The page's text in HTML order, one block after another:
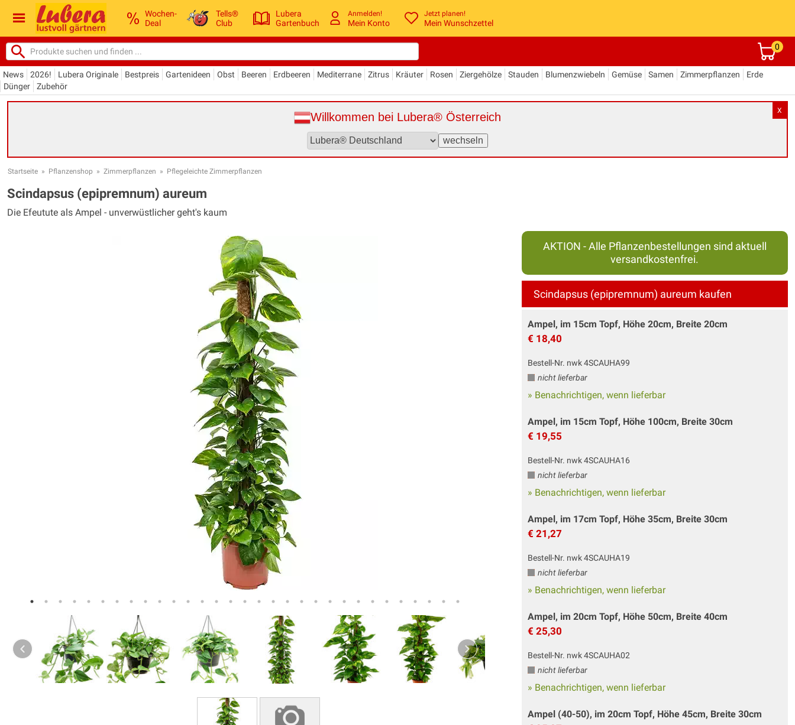
Wochen-
Deal
Tells®
Club
Lubera
Gartenbuch
Anmelden!
Mein Konto
Jetzt planen!
Mein Wunschzettel
0
News 2026! Lubera Originale Bestpreis Gartenideen Obst Beeren Erdbeeren Mediterrane Zitrus Kräuter Rosen Ziergehölze Stauden Blumenzwiebeln Gemüse Samen Zimmerpflanzen
Erde
Dünger
Zubehör
X
Willkommen bei Lubera® Österreich
Startseite » Pflanzenshop » Zimmerpflanzen » Pflegeleichte Zimmerpflanzen
Scindapsus (epipremnum) aureum
Die Efeutute als Ampel - unverwüstlicher geht's kaum
AKTION - Alle Pflanzenbestellungen sind aktuell
versandkostenfrei.
Scindapsus (epipremnum) aureum kaufen
Ampel, im 15cm Topf, Höhe 20cm, Breite 20cm
€ 18,40
Bestell-Nr. nwk 4SCAUHA99
nicht lieferbar
» Benachrichtigen, wenn lieferbar
Ampel, im 15cm Topf, Höhe 100cm, Breite 30cm
€ 19,55
Bestell-Nr. nwk 4SCAUHA16
nicht lieferbar
» Benachrichtigen, wenn lieferbar
Ampel, im 17cm Topf, Höhe 35cm, Breite 30cm
€ 21,27
Bestell-Nr. nwk 4SCAUHA19
nicht lieferbar
» Benachrichtigen, wenn lieferbar
Ampel, im 20cm Topf, Höhe 50cm, Breite 40cm
€ 25,30
Bestell-Nr. nwk 4SCAUHA02
nicht lieferbar
» Benachrichtigen, wenn lieferbar
Ampel (40-50), im 20cm Topf, Höhe 45cm, Breite 30cm